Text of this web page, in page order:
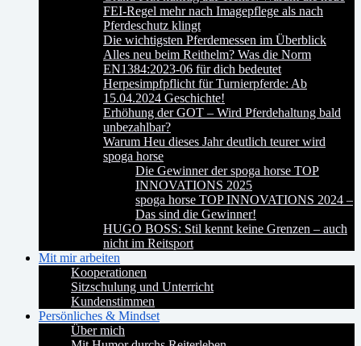
FEI-Regel mehr nach Imagepflege als nach
Pferdeschutz klingt
Die wichtigsten Pferdemessen im Überblick
Alles neu beim Reithelm? Was die Norm
EN1384:2023-06 für dich bedeutet
Herpesimpfpflicht für Turnierpferde: Ab
15.04.2024 Geschichte!
Erhöhung der GOT – Wird Pferdehaltung bald
unbezahlbar?
Warum Heu dieses Jahr deutlich teurer wird
spoga horse
Die Gewinner der spoga horse TOP
INNOVATIONS 2025
spoga horse TOP INNOVATIONS 2024 –
Das sind die Gewinner!
HUGO BOSS: Stil kennt keine Grenzen – auch
nicht im Reitsport
Mit mir arbeiten
Kooperationen
Sitzschulung und Unterricht
Kundenstimmen
Persönliches & Mindset
Über mich